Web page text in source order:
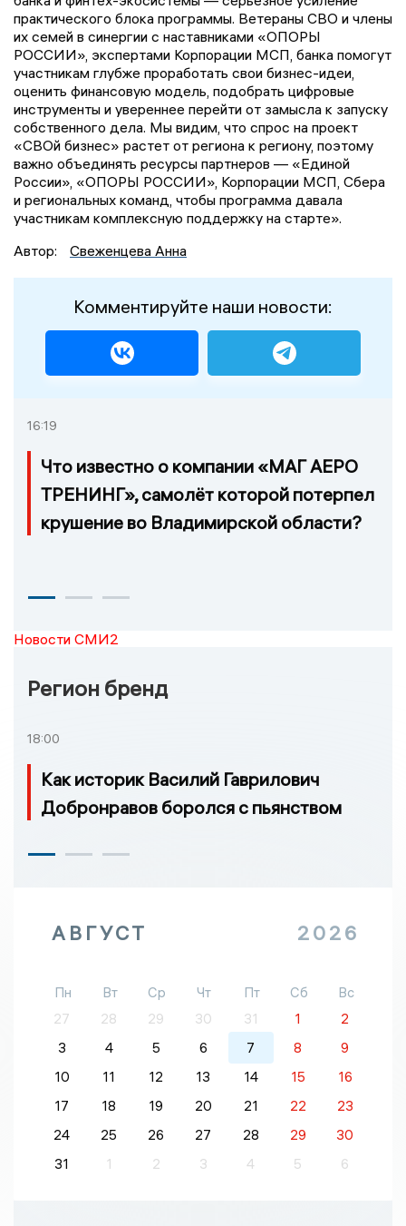
практического блока программы. Ветераны СВО и члены
их семей в синергии с наставниками «ОПОРЫ
РОССИИ», экспертами Корпорации МСП, банка помогут
участникам глубже проработать свои бизнес-идеи,
оценить финансовую модель, подобрать цифровые
инструменты и увереннее перейти от замысла к запуску
собственного дела. Мы видим, что спрос на проект
«СВОй бизнес» растет от региона к региону, поэтому
важно объединять ресурсы партнеров — «Единой
России», «ОПОРЫ РОССИИ», Корпорации МСП, Сбера
и региональных команд, чтобы программа давала
участникам комплексную поддержку на старте».
Автор:
Свеженцева Анна
Комментируйте наши новости:
16:19
Что известно о компании «МАГ АЕРО
ТРЕНИНГ», самолёт которой потерпел
крушение во Владимирской области?
Новости СМИ2
Регион бренд
18:00
Как историк Василий Гаврилович
Добронравов боролся с пьянством
АВГУСТ 2026
Пн Вт Ср Чт Пт Сб
Вс
27
28 29 30 31 1
2
3
4 5 6 7 8
9
10
11 12 13 14 15
16
17
18 19 20 21 22
23
24
25 26 27 28 29
30
31
1 2 3 4 5 6